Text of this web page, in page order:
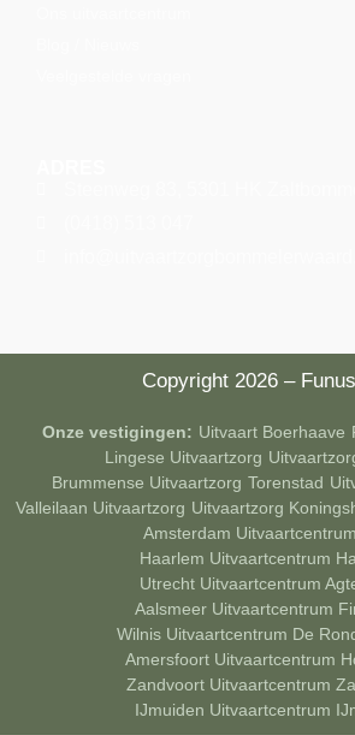
Copyright 2026 –
Onze vestigingen: Uitvaart Boerhaave
Lingese Uitvaartzorg
Brummense Uitvaartzorg Torenstad
Valleilaan Uitvaartzorg Uitvaartzorg
Amsterdam
Haarlem Uitvaartcentrum
Utrecht Uitvaartcentrum
Aalsmeer Uitvaartcentrum
Wilnis Uitvaartcentrum De
Amersfoort Uitvaartcentrum
Zandvoort Uitvaartcentrum
IJmuiden Uitvaartcentrum